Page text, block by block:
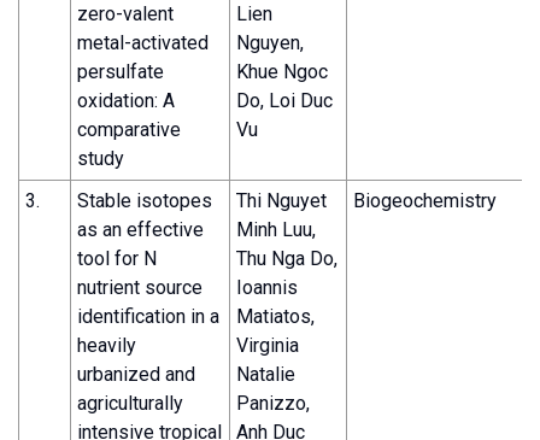
zero-valent
metal-activated
persulfate
oxidation: A
comparative
study
Lien
Nguyen,
Khue Ngoc
Do, Loi Duc
Vu
3.
Stable isotopes
as an effective
tool for N
nutrient source
identification in a
heavily
urbanized and
agriculturally
intensive tropical
Thi Nguyet
Minh Luu,
Thu Nga Do,
Ioannis
Matiatos,
Virginia
Natalie
Panizzo,
Anh Duc
Biogeochemistry